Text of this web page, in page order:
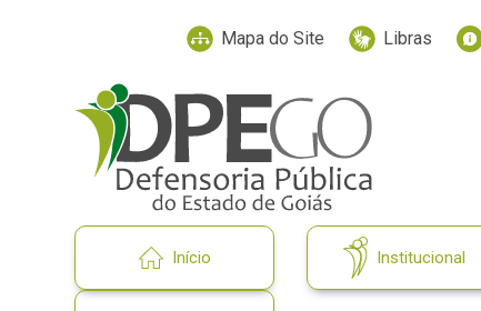
Mapa do Site Libras
Início Institucional